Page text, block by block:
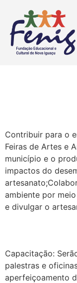
Contribuir para o
Feiras de Artes e
município e o
impactos do
ambiente por
e divulgar o
Capacitação:
palestras e
aperfeiçoamento